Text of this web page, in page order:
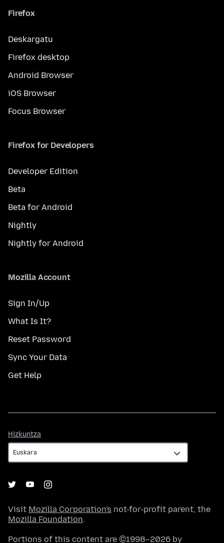
Firefox
Deskargatu
Firefox desktop
Android Browser
iOS Browser
Focus Browser
Firefox for Developers
Developer Edition
Beta
Beta for Android
Nightly
Nightly for Android
Mozilla Account
Sign In/Up
What Is It?
Reset Password
Sync Your Data
Get Help
Hizkuntza
Visit Mozilla Corporation's not-for-profit parent, the
Mozilla Foundation.
Portions of this content are ©1998–2026 by